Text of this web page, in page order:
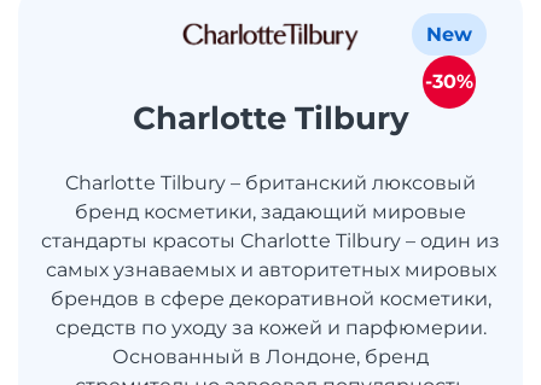
Charlotte Tilbury
Charlotte Tilbury – британский люксовый
бренд косметики, задающий мировые
стандарты красоты Charlotte Tilbury – один из
самых узнаваемых и авторитетных мировых
брендов в сфере декоративной косметики,
средств по уходу за кожей и парфюмерии.
Основанный в Лондоне, бренд
New
-30%